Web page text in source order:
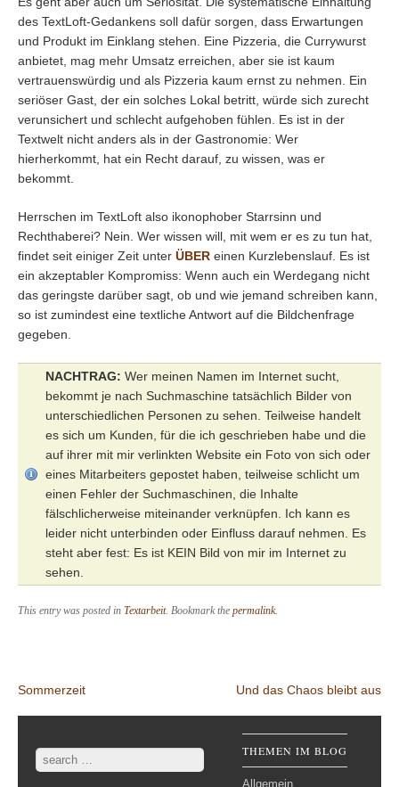
des TextLoft-Gedankens soll dafür sorgen, dass Erwartungen
und Produkt im Einklang stehen. Eine Pizzeria, die Currywurst
anbietet, mag mehr Umsatz erreichen, aber sie ist kaum
vertrauenswürdig und als Pizzeria kaum ernst zu nehmen. Ein
seriöser Gast, der ein solches Lokal betritt, würde sich zurecht
verunsichert und schlecht aufgehoben fühlen. Es ist in der
Textwelt nicht anders als in der Gastronomie: Wer
hierherkommt, hat ein Recht darauf, zu wissen, was er
bekommt.
Herrschen im TextLoft also ikonophober Starrsinn und
Rechthaberei? Nein. Wer wissen will, mit wem er es zu tun hat,
findet seit einiger Zeit unter ÜBER einen Kurzlebenslauf. Es ist
ein akzeptabler Kompromiss: Wenn auch ein Werdegang nicht
das geringste darüber sagt, ob und wie jemand schreiben kann,
so ist zumindest eine textliche Antwort auf die Bildchenfrage
gegeben.
NACHTRAG: Wer meinen Namen im Internet sucht,
bekommt je nach Suchmaschine tatsächlich Bilder von
unterschiedlichen Personen zu sehen. Teilweise handelt
es sich um Kunden, für die ich geschrieben habe und die
auf ihrer mit mir verlinkten Website ein Foto von sich oder
eines Mitarbeiters gepostet haben, teilweise schlicht um
einen Fehler der Suchmaschinen, die Inhalte
fälschlicherweise miteinander verknüpfen. Ich kann es
leider nicht unterbinden oder Einfluss darauf nehmen. Es
steht aber fest: Es ist KEIN Bild von mir im Internet zu
sehen.
This entry was posted in Textarbeit. Bookmark the permalink.
Post navigation
Sommerzeit Und das Chaos bleibt aus
Search THEMEN IM BLOG
Allgemein